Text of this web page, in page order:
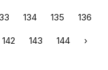
134 135 136
142 143 144 ›